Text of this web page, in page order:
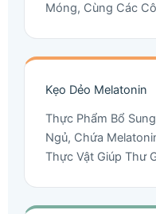
Móng, Cùng Các
Kẹo Dẻo Melatonin
Thực Phẩm Bổ
Ngủ, Chứa
Thực Vật Giúp Thư